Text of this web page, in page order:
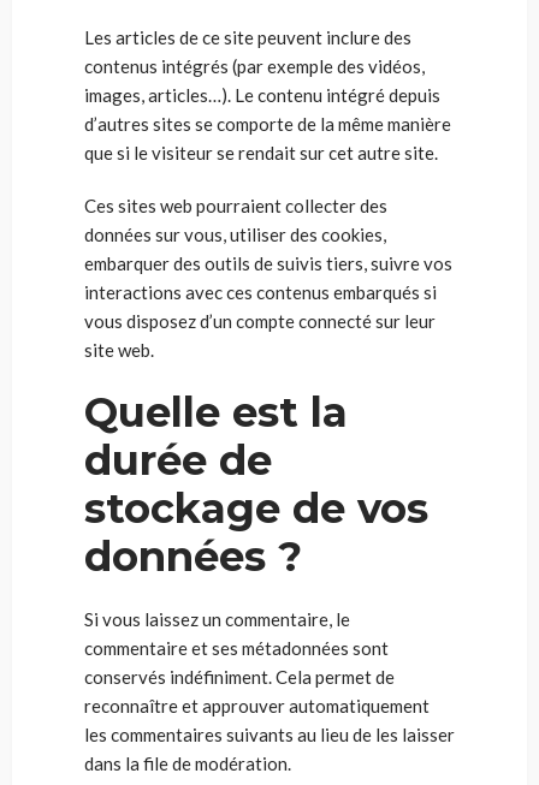
Les articles de ce site peuvent inclure des
contenus intégrés (par exemple des vidéos,
images, articles…). Le contenu intégré depuis
d’autres sites se comporte de la même manière
que si le visiteur se rendait sur cet autre site.
Ces sites web pourraient collecter des
données sur vous, utiliser des cookies,
embarquer des outils de suivis tiers, suivre vos
interactions avec ces contenus embarqués si
vous disposez d’un compte connecté sur leur
site web.
Quelle est la
durée de
stockage de vos
données ?
Si vous laissez un commentaire, le
commentaire et ses métadonnées sont
conservés indéfiniment. Cela permet de
reconnaître et approuver automatiquement
les commentaires suivants au lieu de les laisser
dans la file de modération.